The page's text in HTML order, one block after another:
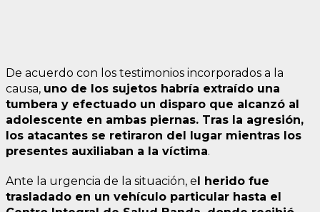
De acuerdo con los testimonios incorporados a la
causa, uno de los sujetos habría extraído una
tumbera y efectuado un disparo que alcanzó al
adolescente en ambas piernas. Tras la agresión,
los atacantes se retiraron del lugar mientras los
presentes auxiliaban a la víctima.
Ante la urgencia de la situación, el herido fue
trasladado en un vehículo particular hasta el